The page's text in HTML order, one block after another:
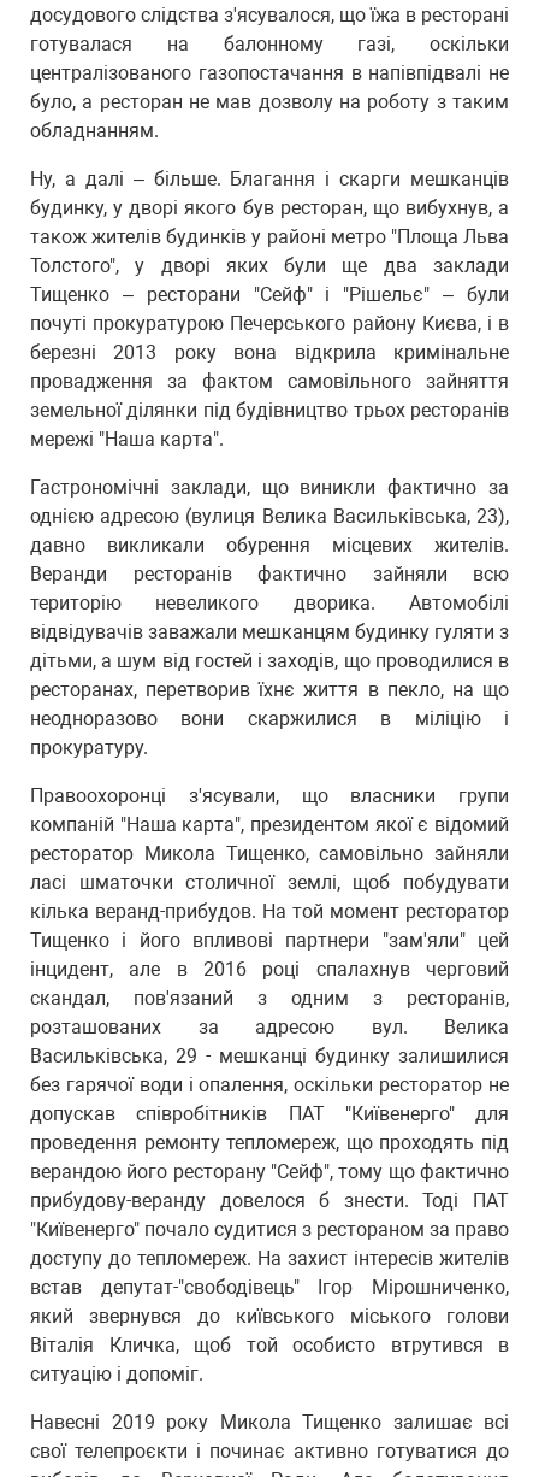
досудового слідства з'ясувалося, що їжа в ресторані
готувалася на балонному газі, оскільки
централізованого газопостачання в напівпідвалі не
було, а ресторан не мав дозволу на роботу з таким
обладнанням.
Ну, а далі – більше. Благання і скарги мешканців
будинку, у дворі якого був ресторан, що вибухнув, а
також жителів будинків у районі метро "Площа Льва
Толстого", у дворі яких були ще два заклади
Тищенко – ресторани "Сейф" і "Рішельє" – були
почуті прокуратурою Печерського району Києва, і в
березні 2013 року вона відкрила кримінальне
провадження за фактом самовільного зайняття
земельної ділянки під будівництво трьох ресторанів
мережі "Наша карта".
Гастрономічні заклади, що виникли фактично за
однією адресою (вулиця Велика Васильківська, 23),
давно викликали обурення місцевих жителів.
Веранди ресторанів фактично зайняли всю
територію невеликого дворика. Автомобілі
відвідувачів заважали мешканцям будинку гуляти з
дітьми, а шум від гостей і заходів, що проводилися в
ресторанах, перетворив їхнє життя в пекло, на що
неодноразово вони скаржилися в міліцію і
прокуратуру.
Правоохоронці з'ясували, що власники групи
компаній "Наша карта", президентом якої є відомий
ресторатор Микола Тищенко, самовільно зайняли
ласі шматочки столичної землі, щоб побудувати
кілька веранд-прибудов. На той момент ресторатор
Тищенко і його впливові партнери "зам'яли" цей
інцидент, але в 2016 році спалахнув черговий
скандал, пов'язаний з одним з ресторанів,
розташованих за адресою вул. Велика
Васильківська, 29 - мешканці будинку залишилися
без гарячої води і опалення, оскільки ресторатор не
допускав співробітників ПАТ "Київенерго" для
проведення ремонту тепломереж, що проходять під
верандою його ресторану "Сейф", тому що фактично
прибудову-веранду довелося б знести. Тоді ПАТ
"Київенерго" почало судитися з рестораном за право
доступу до тепломереж. На захист інтересів жителів
встав депутат-"свободівець" Ігор Мірошниченко,
який звернувся до київського міського голови
Віталія Кличка, щоб той особисто втрутився в
ситуацію і допоміг.
Навесні 2019 року Микола Тищенко залишає всі
свої телепроєкти і починає активно готуватися до